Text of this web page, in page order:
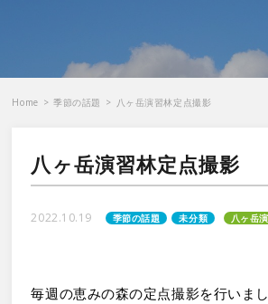
Home > 季節の話題 > 八ヶ岳演習林定点撮影
八ヶ岳演習林定点撮影
2022.10.19 季節の話題 未分類 八ヶ岳
毎週の恵みの森の定点撮影を行いまし